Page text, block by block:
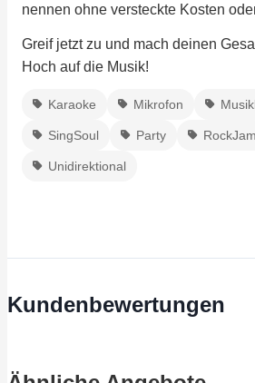
nennen ohne versteckte Kosten
Greif jetzt zu und mach deinen
Hoch auf die Musik!
Karaoke Mikrofon
SingSoul Party RockJam
Unidirektional
Kundenbewertungen